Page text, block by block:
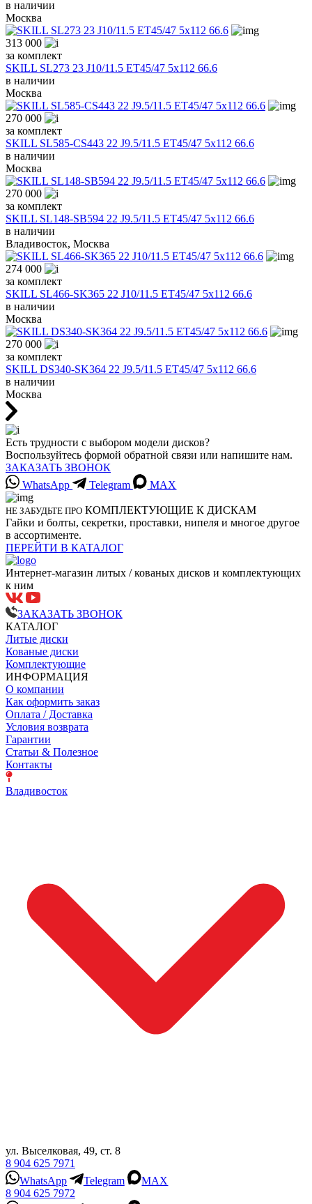
в наличии
Москва
313 000
за комплект
SKILL SL273 23 J10/11.5 ET45/47 5x112 66.6
в наличии
Москва
270 000
за комплект
SKILL SL585-CS443 22 J9.5/11.5 ET45/47 5x112 66.6
в наличии
Москва
270 000
за комплект
SKILL SL148-SB594 22 J9.5/11.5 ET45/47 5x112 66.6
в наличии
Владивосток, Москва
274 000
за комплект
SKILL SL466-SK365 22 J10/11.5 ET45/47 5x112 66.6
в наличии
Москва
270 000
за комплект
SKILL DS340-SK364 22 J9.5/11.5 ET45/47 5x112 66.6
в наличии
Москва
Есть трудности с выбором модели дисков?
Воспользуйтесь формой обратной связи или напишите нам.
ЗАКАЗАТЬ ЗВОНОК
WhatsApp
Telegram MAX
НЕ ЗАБУДЬТЕ ПРО КОМПЛЕКТУЮЩИЕ К ДИСКАМ
Гайки и болты, секретки, проставки, нипеля и многое другое
в ассортименте.
ПЕРЕЙТИ В КАТАЛОГ
Интернет-магазин литых / кованых дисков и комплектующих
к ним
ЗАКАЗАТЬ ЗВОНОК
КАТАЛОГ
Литые диски
Кованые диски
Комплектующие
ИНФОРМАЦИЯ
О компании
Как оформить заказ
Оплата / Доставка
Условия возврата
Гарантии
Статьи & Полезное
Контакты
Владивосток
ул. Выселковая, 49, ст. 8
8 904 625 7971
WhatsApp
Telegram
MAX
8 904 625 7972